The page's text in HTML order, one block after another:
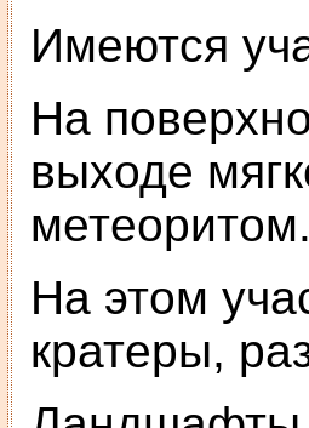
Имеются
На
выходе
На этом
кратеры,